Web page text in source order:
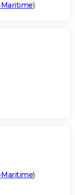
)
Maritime)